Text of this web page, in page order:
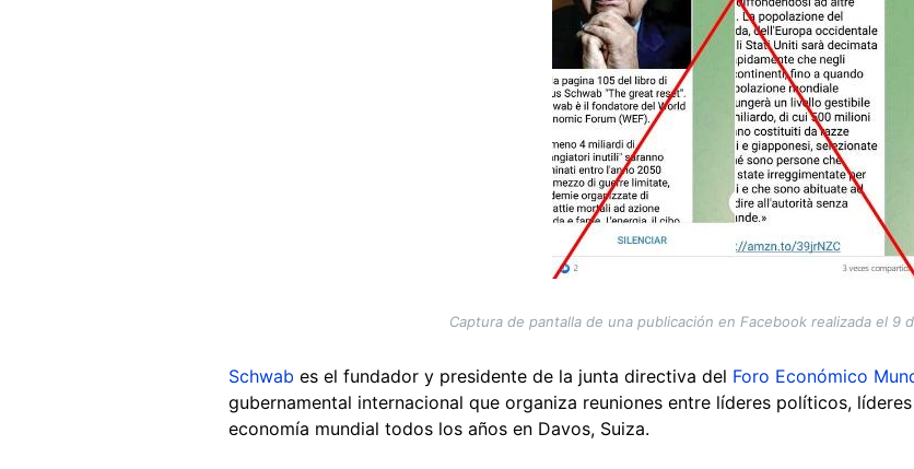
Captura de pantalla de una publicación en Facebook realizada el 9
Schwab es el fundador y presidente de la junta directiva del Foro Económico
gubernamental internacional que organiza reuniones entre líderes políticos,
economía mundial todos los años en Davos, Suiza.